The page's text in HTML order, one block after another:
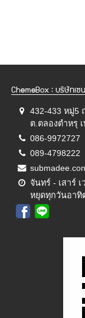
ChemeBox : บริษัทเซ
432-433 หมู่5
ต.ตลองตำหรุ
086-9972727
089-4798222
จันทร์ - เสาร์ เ
หยุดทุกวันอาทิ